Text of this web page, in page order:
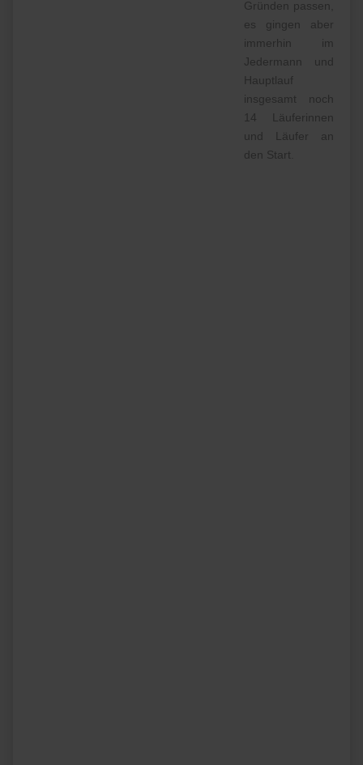
Gründen passen,
es gingen aber
immerhin im
Jedermann und
Hauptlauf
insgesamt noch
14 Läuferinnen
und Läufer an
den Start.